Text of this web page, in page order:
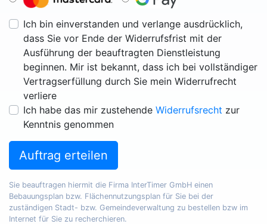
Ich bin einverstanden und verlange ausdrücklich,
dass Sie vor Ende der Widerrufsfrist mit der
Ausführung der beauftragten Dienstleistung
beginnen. Mir ist bekannt, dass ich bei vollständiger
Vertragserfüllung durch Sie mein Widerrufrecht
verliere
Ich habe das mir zustehende Widerrufsrecht zur
Kenntnis genommen
Auftrag erteilen
Sie beauftragen hiermit die Firma InterTimer GmbH einen
Bebauungsplan bzw. Flächennutzungsplan für Sie bei der
zuständigen Stadt- bzw. Gemeindeverwaltung zu bestellen bzw im
Internet für Sie zu recherchieren.